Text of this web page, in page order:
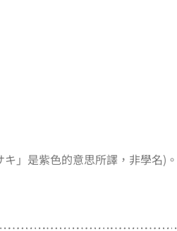
」是紫色的意思所譯，非學名)。